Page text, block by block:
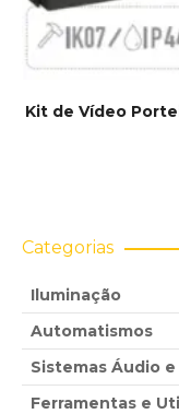
Kit de Vídeo
Categorias
Iluminação
Automatismos
Sistemas Áudio
Ferramentas e